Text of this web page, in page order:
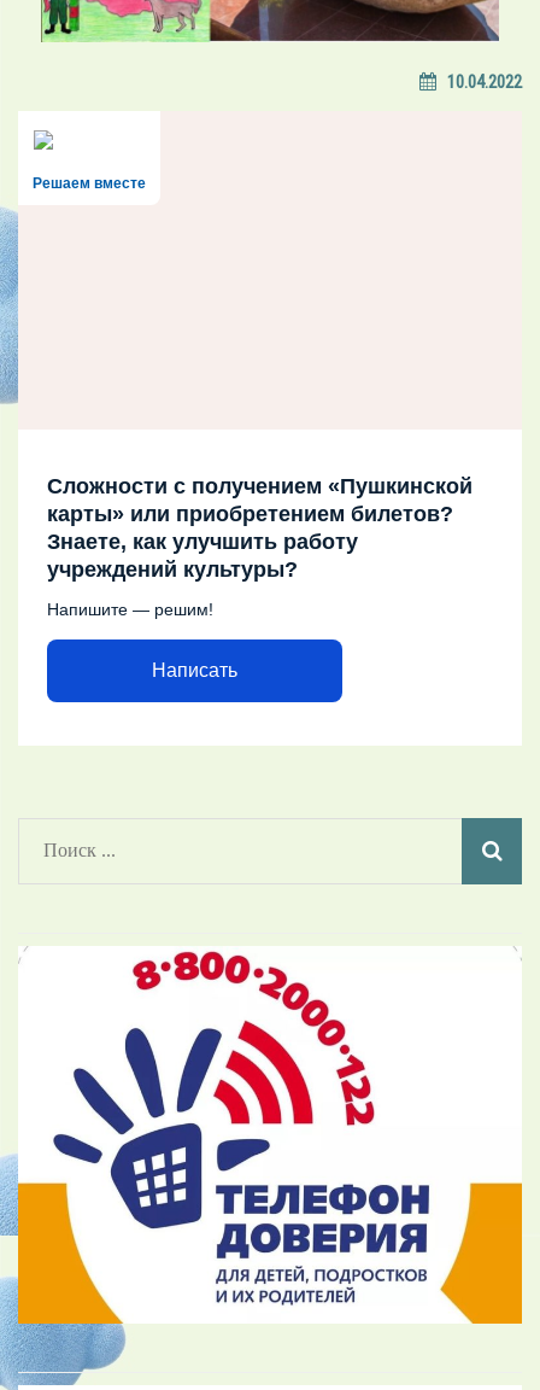
10.04.2022
Решаем вместе
Сложности с получением «Пушкинской
карты» или приобретением билетов?
Знаете, как улучшить работу
учреждений культуры?
Напишите — решим!
Написать